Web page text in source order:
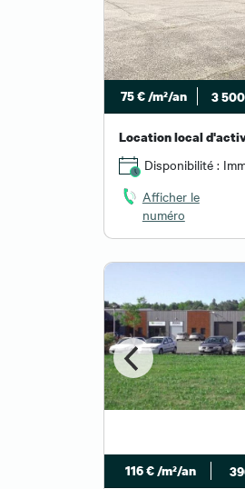
75 € /m²/an 3
Location local
Disponibilité :
Afficher le
numéro
116 € /m²/an